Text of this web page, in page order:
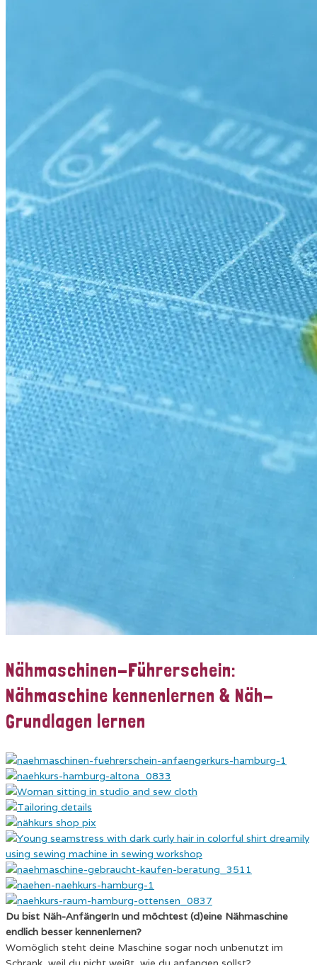
Nähmaschinen-Führerschein:
Nähmaschine kennenlernen & Näh-
Grundlagen lernen
Du bist Näh-AnfängerIn und möchtest (d)eine Nähmaschine
endlich besser kennenlernen?
Womöglich steht deine Maschine sogar noch unbenutzt im